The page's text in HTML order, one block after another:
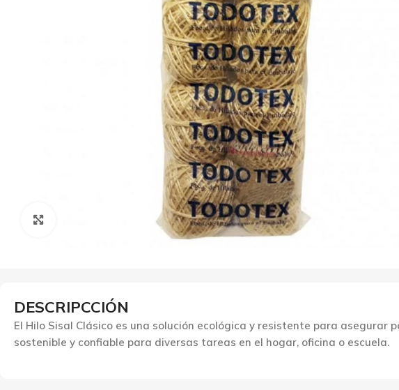
DESCRIPCCIÓN
El Hilo Sisal Clásico es una solución ecológica y resistente para
sostenible y confiable para diversas tareas en el hogar, oficina o escuela.